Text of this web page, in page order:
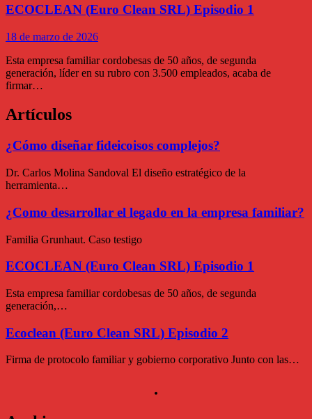
ECOCLEAN (Euro Clean SRL) Episodio 1
18 de marzo de 2026
Esta empresa familiar cordobesas de 50 años, de segunda
generación, líder en su rubro con 3.500 empleados, acaba de
firmar…
Artículos
¿Cómo diseñar fideicoisos complejos?
Dr. Carlos Molina Sandoval El diseño estratégico de la
herramienta…
¿Como desarrollar el legado en la empresa familiar?
Familia Grunhaut. Caso testigo
ECOCLEAN (Euro Clean SRL) Episodio 1
Esta empresa familiar cordobesas de 50 años, de segunda
generación,…
Ecoclean (Euro Clean SRL) Episodio 2
Firma de protocolo familiar y gobierno corporativo Junto con las…
.